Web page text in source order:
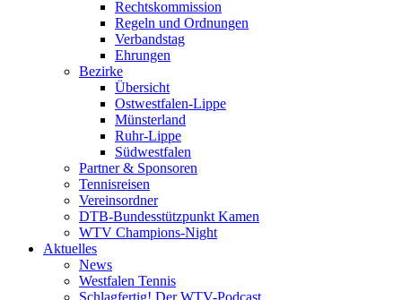
Rechtskommission
Regeln und Ordnungen
Verbandstag
Ehrungen
Bezirke
Übersicht
Ostwestfalen-Lippe
Münsterland
Ruhr-Lippe
Südwestfalen
Partner & Sponsoren
Tennisreisen
Vereinsordner
DTB-Bundesstützpunkt Kamen
WTV Champions-Night
Aktuelles
News
Westfalen Tennis
Schlagfertig! Der WTV-Podcast